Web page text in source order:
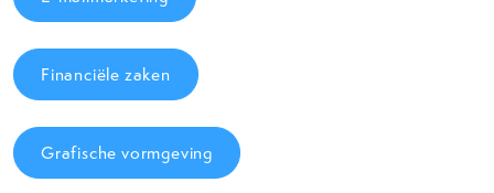
Financiële zaken
Grafische vormgeving